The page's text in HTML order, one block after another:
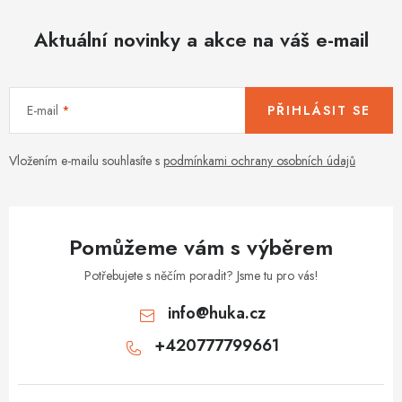
y
ý
p
Aktuální novinky a akce na váš e-mail
E-mail
Vložením e-mailu souhlasíte s podmínkami ochrany osobních údajů
PŘIHLÁSIT SE
Pomůžeme vám s výběrem
Potřebujete s něčím poradit? Jsme tu pro vás!
info@huka.cz
+420777799661